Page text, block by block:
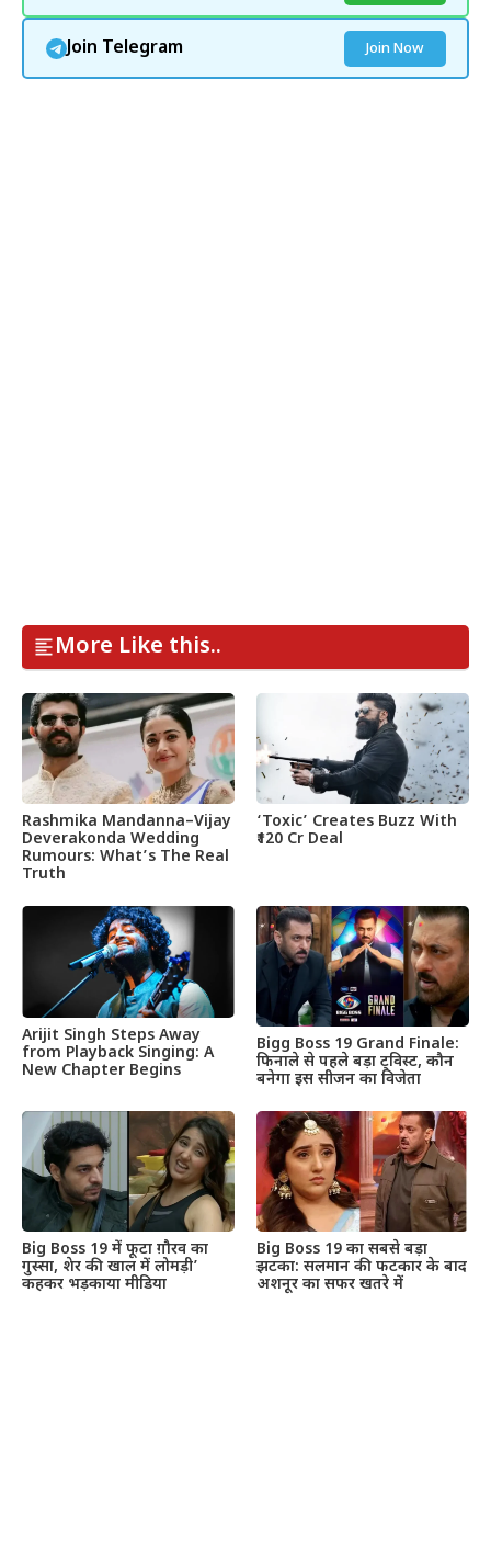
Join Telegram Join Now
More Like this..
Rashmika Mandanna–Vijay
Deverakonda Wedding
Rumours: What’s The Real
Truth
‘Toxic’ Creates Buzz With
₹120 Cr Deal
Arijit Singh Steps Away
from Playback Singing: A
New Chapter Begins
Bigg Boss 19 Grand Finale:
फिनाले से पहले बड़ा ट्विस्ट, कौन
बनेगा इस सीजन का विजेता
Big Boss 19 में फूटा ग़ौरव का
गुस्सा, शेर की खाल में लोमड़ी’
कहकर भड़काया मीडिया
Big Boss 19 का सबसे बड़ा
झटका: सलमान की फटकार के बाद
अशनूर का सफर खतरे में